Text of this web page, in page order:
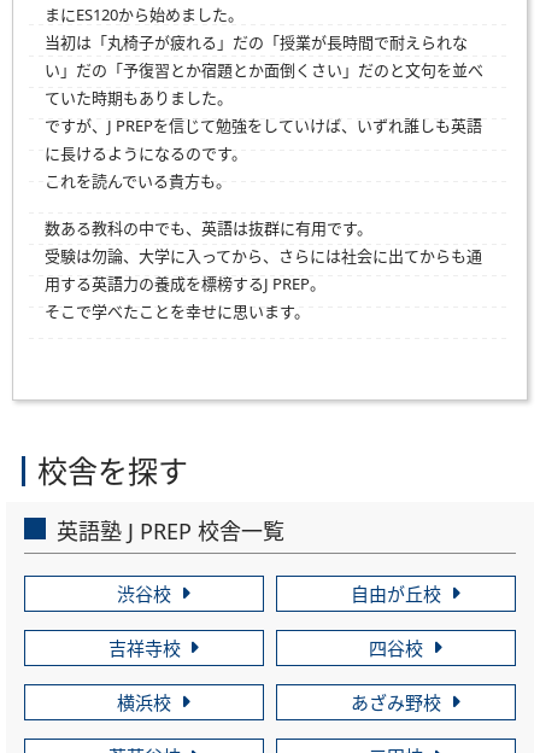
まにES120から始めました。
当初は「丸椅子が疲れる」だの「授業が長時間で耐えられな
い」だの「予復習とか宿題とか面倒くさい」だのと文句を並べ
ていた時期もありました。
ですが、J PREPを信じて勉強をしていけば、いずれ誰しも英語
に長けるようになるのです。
これを読んでいる貴方も。
数ある教科の中でも、英語は抜群に有用です。
受験は勿論、大学に入ってから、さらには社会に出てからも通
用する英語力の養成を標榜するJ PREP。
そこで学べたことを幸せに思います。
校舎を探す
英語塾 J PREP 校舎一覧
渋谷校 自由が丘校
吉祥寺校 四谷校
横浜校 あざみ野校